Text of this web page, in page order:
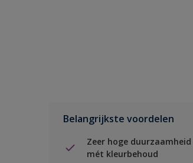
Belangrijkste voordelen
Zeer hoge duurzaamheid
mét kleurbehoud